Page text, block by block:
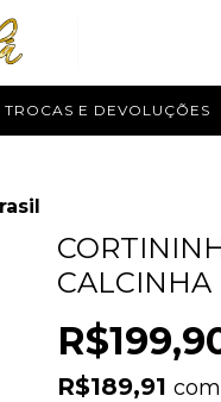
TROCAS E DEVOLUÇÕES
CALCINHA
R$189,91com